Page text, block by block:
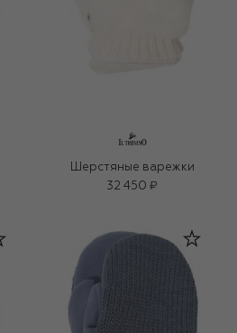
Шерстяные варежки
32 450 ₽